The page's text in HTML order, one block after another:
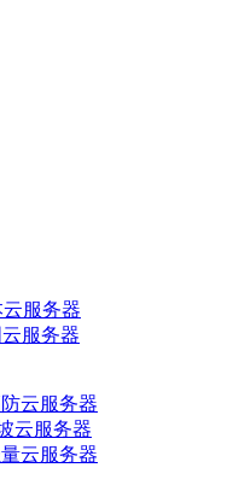
云服务器
服务器
云服务器
云服务器
云服务器